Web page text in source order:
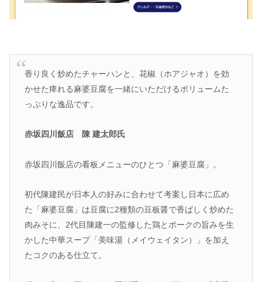
香り良く炒めたチャーハンと、花椒（ホアジャオ）を効
かせた痺れる麻婆豆腐を一緒にいただけるボリュームた
っぷりな逸品です。
赤坂四川飯店 陳 建太郎氏
赤坂四川飯店の看板メニューのひとつ「麻婆豆腐」。
初代陳建民が日本人の好みに合わせて考案し日本に広め
た「麻婆豆腐」は豆腐に2種類の豆板醤で香ばしく炒めた
肉みそに、2代目陳建一の監修した鶏とポークの旨みを生
かした中華スープ「美味湯（メイウェイタン）」を加え
たコクのある仕立て。